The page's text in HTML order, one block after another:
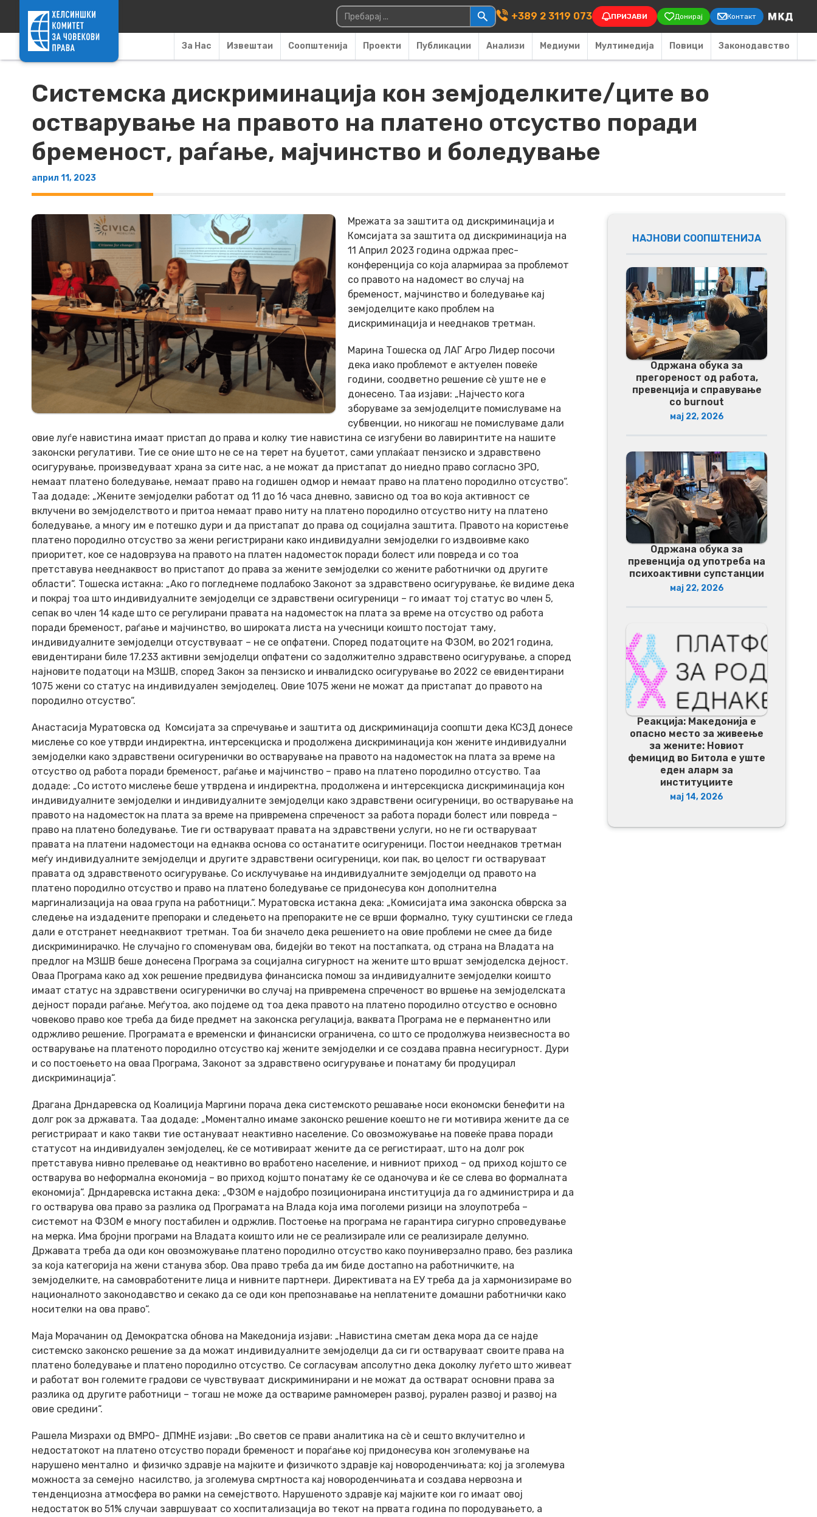
Main Navigation
Пребарувај за: +389 2 3119 073 ПРИЈАВИ Донирај Контакт
За Нас Извештаи Соопштенија Проекти Публикации Анализи Медиуми Мултимедија Повици Законодавство
Системска дискриминација кон земјоделките/ците во
остварување на правото на платено отсуство поради
бременост, раѓање, мајчинство и боледување
април 11, 2023
Мрежата за заштита од дискриминација и
Комсијата за заштита од дискриминација на
11 Aприл 2023 година одржаа прес-
конференција со која алармираа за проблемот
со правото на надомест во случај на
бременост, мајчинство и боледување кај
земјоделците како проблем на
дискриминација и нееднаков третман.
Марина Тошеска од ЛАГ Агро Лидер посочи
дека иако проблемот е актуелен повеќе
години, соодветно решение сѐ уште не е
донесено. Таа изјави: „Најчесто кога
зборуваме за земјоделците помислуваме на
субвенции, но никогаш не помислуваме дали
овие луѓе навистина имаат пристап до права и колку тие навистина се изгубени во лавиринтите на нашите
законски регулативи. Тие се оние што не се на терет на буџетот, сами уплаќаат пензиско и здравствено
осигурување, произведуваат храна за сите нас, а не можат да пристапат до ниедно право согласно ЗРО,
немаат платено боледување, немаат право на годишен одмор и немаат право на платено породилно отсуство“.
Таа додаде: „Жените земјоделки работат од 11 до 16 часа дневно, зависно од тоа во која активност се
вклучени во земјоделството и притоа немаат право ниту на платено породилно отсуство ниту на платено
боледување, а многу им е потешко дури и да пристапат до права од социјална заштита. Правото на користење
платено породилно отсуство за жени регистрирани како индивидуални земјоделки го издвоивме како
приоритет, кое се надоврзува на правото на платен надоместок поради болест или повреда и со тоа
претставува нееднаквост во пристапот до права за жените земјоделки со жените работнички од другите
области“. Тошеска истакна: „Ако го погледнеме подлабоко Законот за здравствено осигурување, ќе видиме дека
и покрај тоа што индивидуалните земјоделци се здравствени осигуреници – го имаат тој статус во член 5,
сепак во член 14 каде што се регулирани правата на надоместок на плата за време на отсуство од работа
поради бременост, раѓање и мајчинство, во широката листа на учесници коишто постојат таму,
индивидуалните земјоделци отсуствуваат – не се опфатени. Според податоците на ФЗОМ, во 2021 година,
евидентирани биле 17.233 активни земјоделци опфатени со задолжително здравствено осигурување, а според
најновите податоци на МЗШВ, според Закон за пензиско и инвалидско осигурување во 2022 се евидентирани
1075 жени со статус на индивидуален земјоделец. Овие 1075 жени не можат да пристапат до правото на
породилно отсуство“.
Анастасија Муратовска од Комсијата за спречување и заштита од дискриминација соопшти дека КСЗД донесе
мислење со кое утврди индиректна, интерсекциска и продолжена дискриминација кон жените индивидуални
земјоделки како здравствени осигуренички во остварување на правото на надоместок на плата за време на
отсуство од работа поради бременост, раѓање и мајчинство – право на платено породилно отсуство. Таа
додаде: „Со истото мислење беше утврдена и индиректна, продолжена и интерсекциска дискриминација кон
индивидуалните земјоделки и индивидуалните земјоделци како здравствени осигуреници, во остварување на
правото на надоместок на плата за време на привремена спреченост за работа поради болест или повреда –
право на платено боледување. Тие ги остваруваат правата на здравствени услуги, но не ги остваруваат
правата на платени надоместоци на еднаква основа со останатите осигуреници. Постои нееднаков третман
меѓу индивидуалните земјоделци и другите здравствени осигуреници, кои пак, во целост ги остваруваат
правата од здравственото осигурување. Со исклучување на индивидуалните земјоделци од правото на
платено породилно отсуство и право на платено боледување се придонесува кон дополнителна
маргинализација на оваа група на работници.“. Муратовска истакна дека: „Комисијата има законска обврска за
следење на издадените препораки и следењето на препораките не се врши формално, туку суштински се гледа
дали е отстранет нееднаквиот третман. Тоа би значело дека решението на овие проблеми не смее да биде
дискриминирачко. Не случајно го споменувам ова, бидејќи во текот на постапката, од страна на Владата на
предлог на МЗШВ беше донесена Програма за социјална сигурност на жените што вршат земјоделска дејност.
Оваа Програма како ад хок решение предвидува финансиска помош за индивидуалните земјоделки коишто
имаат статус на здравствени осигуренички во случај на привремена спреченост во вршење на земјоделската
дејност поради раѓање. Меѓутоа, ако појдеме од тоа дека правото на платено породилно отсуство е основно
човеково право кое треба да биде предмет на законска регулација, ваквата Програма не е перманентно или
одржливо решение. Програмата е временски и финансиски ограничена, со што се продолжува неизвесноста во
остварување на платеното породилно отсуство кај жените земјоделки и се создава правна несигурност. Дури
и со постоењето на оваа Програма, Законот за здравствено осигурување и понатаму би продуцирал
дискриминација“.
Драгана Дрндаревска од Коалиција Маргини порача дека системското решавање носи економски бенефити на
долг рок за државата. Таа додаде: „Моментално имаме законско решение коешто не ги мотивира жените да се
регистрираат и како такви тие остануваат неактивно население. Со овозможување на повеќе права поради
статусот на индивидуален земјоделец, ќе се мотивираат жените да се регистираат, што на долг рок
претставува нивно прелевање од неактивно во вработено население, и нивниот приход – од приход којшто се
остварува во неформална економија – во приход којшто понатаму ќе се оданочува и ќе се слева во формалната
економија“. Дрндаревска истакна дека: „ФЗОМ е најдобро позиционирана институција да го администрира и да
го остварува ова право за разлика од Програмата на Влада која има поголеми ризици на злоупотреба –
системот на ФЗОМ е многу постабилен и одржлив. Постоење на програма не гарантира сигурно спроведување
на мерка. Има бројни програми на Владата коишто или не се реализирале или се реализирале делумно.
Државата треба да оди кон овозможување платено породилно отсуство како поуниверзално право, без разлика
за која категорија на жени станува збор. Ова право треба да им биде достапно на работничките, на
земјоделките, на самовработените лица и нивните партнери. Директивата на ЕУ треба да ја хармонизираме во
националното законодавство и секако да се оди кон препознавање на неплатените домашни работнички како
носителки на ова право“.
Маја Морачанин од Демократска обнова на Македонија изјави: „Навистина сметам дека мора да се најде
системско законско решение за да можат индивидуалните земјоделци да си ги остваруваат своите права на
платено боледување и платено породилно отсуство. Се согласувам апсолутно дека доколку луѓето што живеат
и работат вон големите градови се чувствуваат дискриминирани и не можат да остварат основни права за
разлика од другите работници – тогаш не може да оствариме рамномерен развој, рурален развој и развој на
овие средини“.
Рашела Мизрахи од ВМРО- ДПМНЕ изјави: „Во светов се прави аналитика на сѐ и сешто вклучително и
недостатокот на платено отсуство поради бременост и пораѓање кој придонесува кон зголемување на
нарушено ментално и физичко здравје на мајките и физичкото здравје кај новороденчињата; кој ја зголемува
можноста за семејно насилство, ја зголемува смртноста кај новороденчињата и создава нервозна и
тенденциозна атмосфера во рамки на семејството. Нарушеното здравје кај мајките кои го имаат овој
недостаток во 51% случаи завршуваат со хоспитализација во текот на првата година по породувањето, а
НАЈНОВИ СООПШТЕНИЈА
Одржана обука за
прегореност од работа,
превенција и справување
со burnout
мај 22, 2026
Одржана обука за
превенција од употреба на
психоактивни супстанции
мај 22, 2026
Реакција: Македонија е
опасно место за живеење
за жените: Новиот
фемицид во Битола е уште
еден аларм за
институциите
мај 14, 2026